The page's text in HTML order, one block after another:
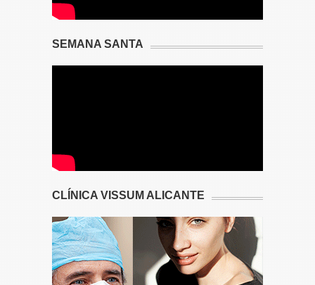
SEMANA SANTA
CLÍNICA VISSUM ALICANTE